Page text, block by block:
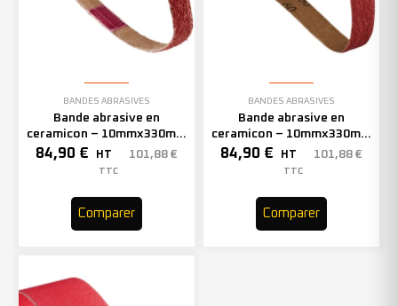
BANDES ABRASIVES
Bande abrasive en
ceramicon – 10mmx330mm
– Grain 60 – 333002 (x50)
84,90 € HT 101,88 €
TTC
Comparer
BANDES ABRASIVES
Bande abrasive en
ceramicon – 10mmx330mm
– Grain 80 – 333003 (x50)
84,90 € HT 101,88 €
TTC
Comparer